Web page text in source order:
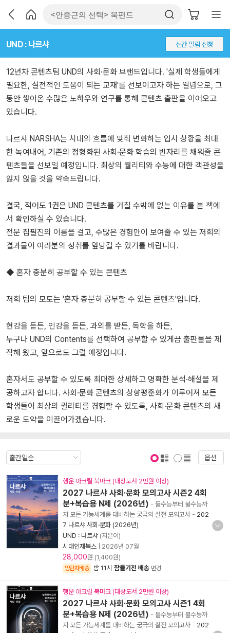
UND : 나르샤 신간 알림 신청
12년차 콘텐츠팀 UND의 사회·문화 브랜드입니다. '실제 학생들에게
필요한, 실전적인 도움이 되는 교재'를 선보이고자 하는 일념으로, 그
동안 쌓아온 수많은 노하우와 연구를 통해 콘텐츠 출판을 이어오고
있습니다.
나르샤 NARSHA는 시대의 흐름에 맞춰 변화하는 입시 상황을 최대
한 녹여내어, 기존의 정형화된 사회·문화 학습의 빈자리를 채워줄 콘
텐츠들을 선보일 예정입니다. 최상의 퀄리티와 수능에 대한 객관성을
잃지 않을 것을 약속드립니다.
결국, 적어도 1권은 UND 콘텐츠를 거칠 수밖에 없는 이유를 본 책에
서 확인하실 수 있습니다.
전문 집필진의 이름을 걸고, 수많은 경험만이 보여줄 수 있는 저희의
결과물이 여러분의 성취를 앞당길 수 있기를 바랍니다.
◆ 혼자 충분히 공부할 수 있는 콘텐츠
저희 팀의 모토는 '혼자 충분히 공부할 수 있는 콘텐츠'입니다.
현강을 듣든, 인강을 듣든, 과외를 받든, 독학을 하든,
누구나 UND의 Contents를 선택하여 공부할 수 있게끔 출판물을 제
작해 왔고, 앞으로도 그럴 예정입니다.
혼자서도 공부할 수 있도록 최대한 상세하고 명확한 분석·해설을 제
공하고자 합니다. 사회·문화 콘텐츠의 상향평준화가 이루어져 모든
학생들이 최상의 퀄리티를 경험할 수 있도록, 사회·문화 콘텐츠의 새
로운 도약을 이끌어가겠습니다.
옵션
행운 아크릴 북마크 (대상도서 2만원 이상)
2027 나르샤 사회·문화 모의고사 시즌2 4회
분+복습용 N제 (2026년) - 물수능부터 불수능까
지 모든 가능세계를 대비하는 궁극의 실전 모의고사 - 202
7 나르샤 사회·문화 (2026년)
UND : 나르샤 (지은이)
시대인재북스
2026년 07월
28,000원 (1,400원)
양탄자배송 밤 11시 잠들기전 배송 변경
행운 아크릴 북마크 (대상도서 2만원 이상)
2027 나르샤 사회·문화 모의고사 시즌1 4회
분+복습용 N제 (2026년) - 물수능부터 불수능까
지 모든 가능세계를 대비하는 궁극의 실전 모의고사 - 202